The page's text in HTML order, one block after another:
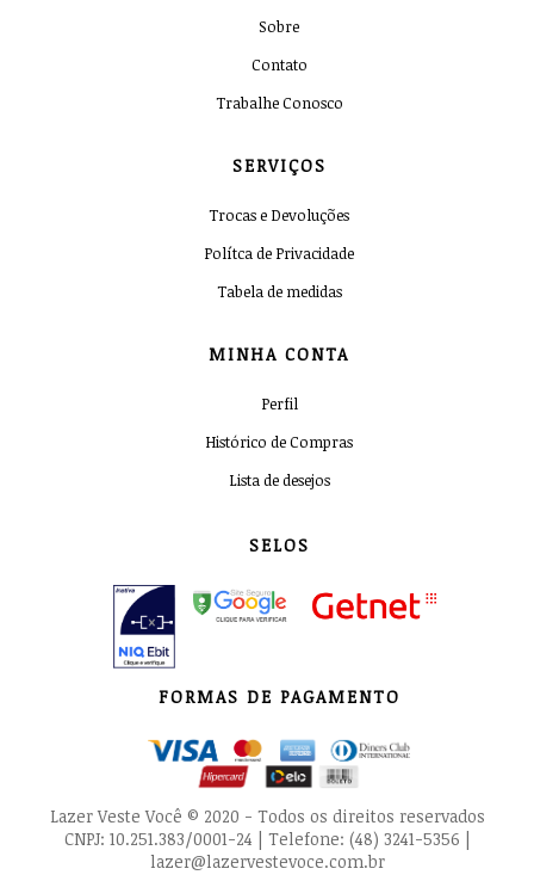
Sobre
Contato
Trabalhe Conosco
SERVIÇOS
Trocas e Devoluções
Polítca de Privacidade
Tabela de medidas
MINHA CONTA
Perfil
Histórico de Compras
Lista de desejos
SELOS
FORMAS DE PAGAMENTO
Lazer Veste Você © 2020 - Todos os direitos reservados
CNPJ: 10.251.383/0001-24 | Telefone: (48) 3241-5356 |
lazer@lazervestevoce.com.br